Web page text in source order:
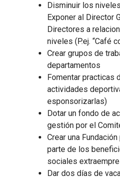
Disminuir los
Exponer al Director
Directores a
niveles (P.ej. “Café
Crear grupos de
departamentos
Fomentar practicas
actividades
esponsorizarlas)
Dotar un fondo de
gestión por el
Crear una
parte de los
sociales
Dar dos días de